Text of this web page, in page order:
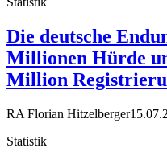
Die deutsche
Millionen Hürde
Million
RA Florian Hitzelberger
Statistik